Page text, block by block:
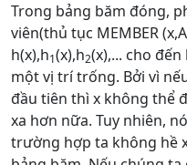
Trong bảng băm đóng,
viên(thủ tục MEMBER
h(x),h1(x),h2(x),... cho
một vị trí trống. Bởi vì
đầu tiên thì x không thể
xa hơn nữa. Tuy nhiên,
trường hợp ta không hề